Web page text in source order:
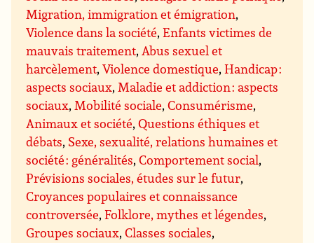
Migration, immigration et émigration,
Violence dans la société,Enfants victimes de
mauvais traitement,Abus sexuel et
harcèlement,Violence domestique,Handicap :
aspects sociaux,Maladie et addiction : aspects
sociaux,Mobilité sociale,Consumérisme,
Animaux et société,Questions éthiques et
débats, Sexe, sexualité, relations humaines et
société : généralités,Comportement social,
Prévisions sociales, études sur le futur,
Croyances populaires et connaissance
controversée,Folklore, mythes et légendes,
Groupes sociaux,Classes sociales,